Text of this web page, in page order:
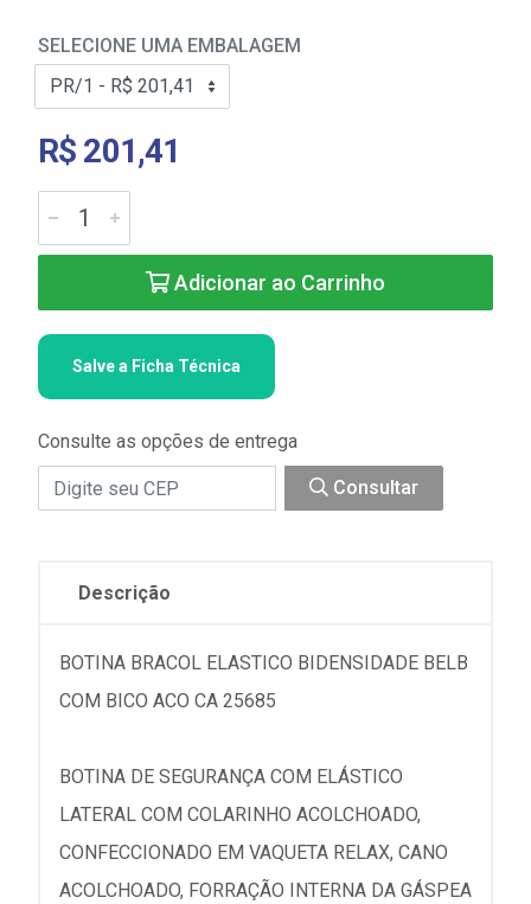
SELECIONE UMA EMBALAGEM
R$ 201,41
Adicionar ao Carrinho
Salve a Ficha Técnica
Consulte as opções de entrega
Consultar
Descrição
BOTINA BRACOL ELASTICO BIDENSIDADE BELB
COM BICO ACO CA 25685
BOTINA DE SEGURANÇA COM ELÁSTICO
LATERAL COM COLARINHO ACOLCHOADO,
CONFECCIONADO EM VAQUETA RELAX, CANO
ACOLCHOADO, FORRAÇÃO INTERNA DA GÁSPEA